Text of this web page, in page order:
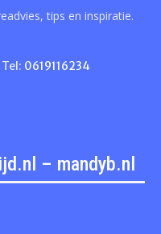
tips en inspiratie.
| Tel: 0619116234
– mandyb.nl